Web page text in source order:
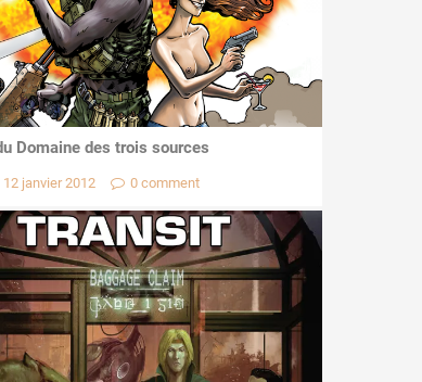
Domaine des trois sources
12 janvier 2012 0 comment